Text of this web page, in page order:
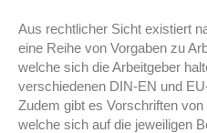
Aus rechtlicher Sicht existiert
eine Reihe von Vorgaben zu
welche sich die Arbeitgeber
verschiedenen DIN-EN und
Zudem gibt es Vorschriften
welche sich auf die jeweiligen